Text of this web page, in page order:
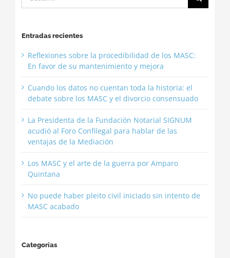
Entradas recientes
Reflexiones sobre la procedibilidad de los MASC:
En favor de su mantenimiento y mejora
Cuando los datos no cuentan toda la historia: el
debate sobre los MASC y el divorcio consensuado
La Presidenta de la Fundación Notarial SIGNUM
acudió al Foro Confilegal para hablar de las
ventajas de la Mediación
Los MASC y el arte de la guerra por Amparo
Quintana
No puede haber pleito civil iniciado sin intento de
MASC acabado
Categorías